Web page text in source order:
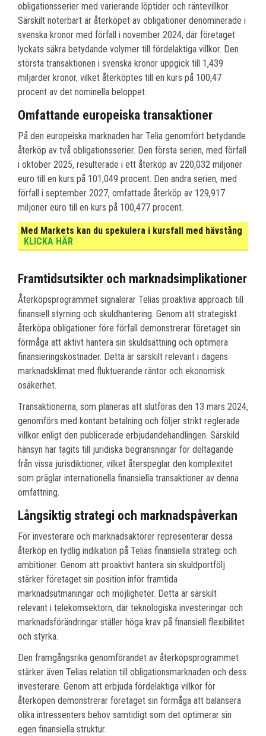
obligationsserier med varierande löptider och räntevillkor.
Särskilt noterbart är återköpet av obligationer denominerade i
svenska kronor med förfall i november 2024, där företaget
lyckats säkra betydande volymer till fördelaktiga villkor. Den
största transaktionen i svenska kronor uppgick till 1,439
miljarder kronor, vilket återköptes till en kurs på 100,47
procent av det nominella beloppet.
Omfattande europeiska transaktioner
På den europeiska marknaden har Telia genomfört betydande
återköp av två obligationsserier. Den första serien, med förfall
i oktober 2025, resulterade i ett återköp av 220,032 miljoner
euro till en kurs på 101,049 procent. Den andra serien, med
förfall i september 2027, omfattade återköp av 129,917
miljoner euro till en kurs på 100,477 procent.
Med Markets kan du spekulera i kursfall med hävstång
KLICKA HÄR
Framtidsutsikter och marknadsimplikationer
Återköpsprogrammet signalerar Telias proaktiva approach till
finansiell styrning och skuldhantering. Genom att strategiskt
återköpa obligationer före förfall demonstrerar företaget sin
förmåga att aktivt hantera sin skuldsättning och optimera
finansieringskostnader. Detta är särskilt relevant i dagens
marknadsklimat med fluktuerande räntor och ekonomisk
osäkerhet.
Transaktionerna, som planeras att slutföras den 13 mars 2024,
genomförs med kontant betalning och följer strikt reglerade
villkor enligt den publicerade erbjudandehandlingen. Särskild
hänsyn har tagits till juridiska begränsningar för deltagande
från vissa jurisdiktioner, vilket återspeglar den komplexitet
som präglar internationella finansiella transaktioner av denna
omfattning.
Långsiktig strategi och marknadspåverkan
För investerare och marknadsaktörer representerar dessa
återköp en tydlig indikation på Telias finansiella strategi och
ambitioner. Genom att proaktivt hantera sin skuldportfölj
stärker företaget sin position inför framtida
marknadsutmaningar och möjligheter. Detta är särskilt
relevant i telekomsektorn, där teknologiska investeringar och
marknadsförändringar ställer höga krav på finansiell flexibilitet
och styrka.
Den framgångsrika genomförandet av återköpsprogrammet
stärker även Telias relation till obligationsmarknaden och dess
investerare. Genom att erbjuda fördelaktiga villkor för
återköpen demonstrerar företaget sin förmåga att balansera
olika intressenters behov samtidigt som det optimerar sin
egen finansiella struktur.